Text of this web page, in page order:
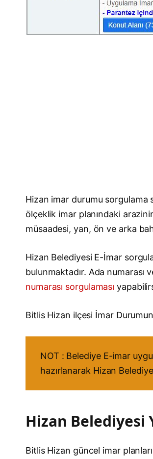
Hizan imar durumu sorgulama
ölçeklik imar planındaki
müsaadesi, yan, ön ve arka
Hizan Belediyesi E-İmar
bulunmaktadır. Ada numarası
numarası sorgulaması
Bitlis Hizan ilçesi İmar
NOT : Belediye E-imar
hazırlanarak Hizan
Hizan Belediyesi
Bitlis Hizan güncel imar